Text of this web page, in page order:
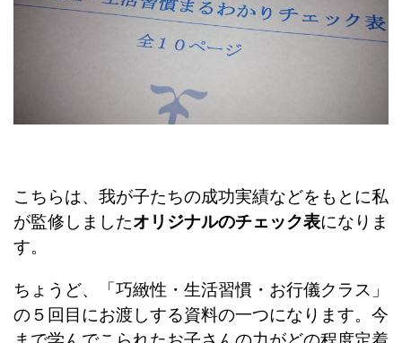
こちらは、我が子たちの成功実績などをもとに私
が監修しましたオリジナルのチェック表になりま
す。
ちょうど、「巧緻性・生活習慣・お行儀クラス」
の５回目にお渡しする資料の一つになります。今